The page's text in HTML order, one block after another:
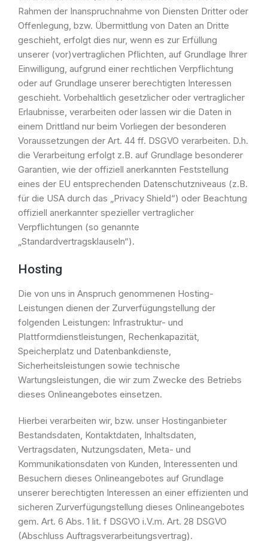
Rahmen der Inanspruchnahme von Diensten Dritter oder
Offenlegung, bzw. Übermittlung von Daten an Dritte
geschieht, erfolgt dies nur, wenn es zur Erfüllung
unserer (vor)vertraglichen Pflichten, auf Grundlage Ihrer
Einwilligung, aufgrund einer rechtlichen Verpflichtung
oder auf Grundlage unserer berechtigten Interessen
geschieht. Vorbehaltlich gesetzlicher oder vertraglicher
Erlaubnisse, verarbeiten oder lassen wir die Daten in
einem Drittland nur beim Vorliegen der besonderen
Voraussetzungen der Art. 44 ff. DSGVO verarbeiten. D.h.
die Verarbeitung erfolgt z.B. auf Grundlage besonderer
Garantien, wie der offiziell anerkannten Feststellung
eines der EU entsprechenden Datenschutzniveaus (z.B.
für die USA durch das „Privacy Shield“) oder Beachtung
offiziell anerkannter spezieller vertraglicher
Verpflichtungen (so genannte
„Standardvertragsklauseln“).
Hosting
Die von uns in Anspruch genommenen Hosting-
Leistungen dienen der Zurverfügungstellung der
folgenden Leistungen: Infrastruktur- und
Plattformdienstleistungen, Rechenkapazität,
Speicherplatz und Datenbankdienste,
Sicherheitsleistungen sowie technische
Wartungsleistungen, die wir zum Zwecke des Betriebs
dieses Onlineangebotes einsetzen.
Hierbei verarbeiten wir, bzw. unser Hostinganbieter
Bestandsdaten, Kontaktdaten, Inhaltsdaten,
Vertragsdaten, Nutzungsdaten, Meta- und
Kommunikationsdaten von Kunden, Interessenten und
Besuchern dieses Onlineangebotes auf Grundlage
unserer berechtigten Interessen an einer effizienten und
sicheren Zurverfügungstellung dieses Onlineangebotes
gem. Art. 6 Abs. 1 lit. f DSGVO i.V.m. Art. 28 DSGVO
(Abschluss Auftragsverarbeitungsvertrag).